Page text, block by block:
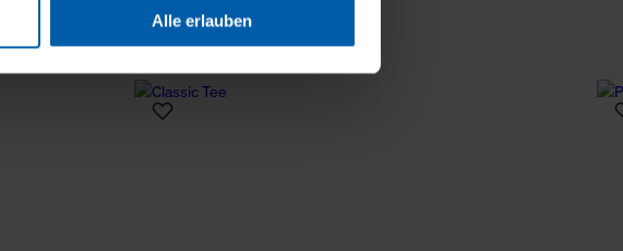
für Ihr personalisiertes Einkaufserlebnis
Cookies selbst festlegen, die Sie erlauben
Cookies.
Alle erlauben